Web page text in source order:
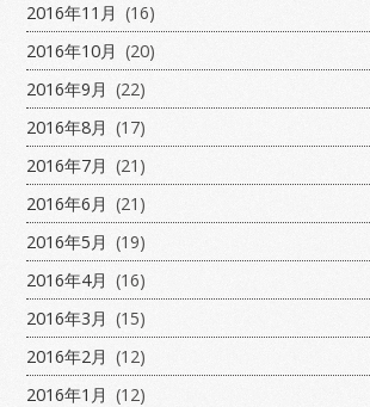
2016年11月 (16)
2016年10月 (20)
2016年9月 (22)
2016年8月 (17)
2016年7月 (21)
2016年6月 (21)
2016年5月 (19)
2016年4月 (16)
2016年3月 (15)
2016年2月 (12)
2016年1月 (12)